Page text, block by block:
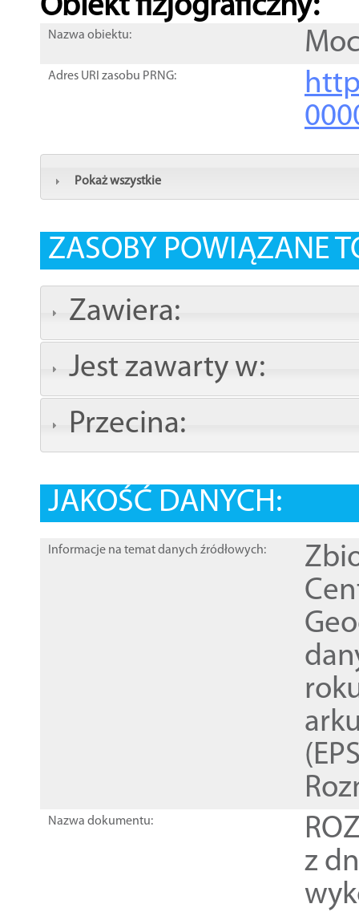
Obiekt fizjograficzny:
Nazwa obiektu:
Adres URI zasobu PRNG:
Pokaż wszystkie
ZASOBY POWIĄZANE
Zawiera:
Jest zawarty w:
Przecina:
JAKOŚĆ DANYCH:
Informacje na temat danych źródłowych:
Nazwa dokumentu:
z